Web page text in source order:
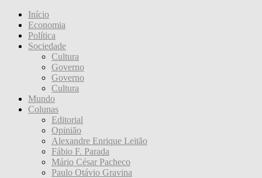
Início
Economia
Política
Sociedade
Cultura
Governo
Governo
Cultura
Mundo
Colunas
Editorial
Opinião
Alexandre Enrique Leitão
Fábio F. Parada
Mário César Pacheco
Paulo Otávio Gravina